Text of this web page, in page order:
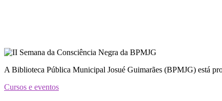
A Biblioteca Pública Municipal Josué Guimarães (BPMJG) está
Cursos e eventos